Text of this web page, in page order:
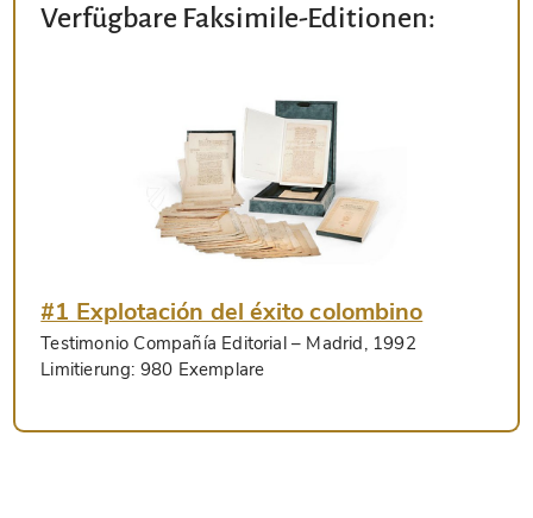
Verfügbare Faksimile-Editionen:
#1 Explotación del éxito colombino
Testimonio Compañía Editorial– Madrid, 1992
Limitierung: 980 Exemplare